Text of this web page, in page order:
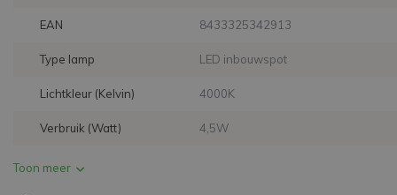
EAN 8433325342913
Type lamp LED inbouwspot
Lichtkleur (Kelvin) 4000K
Verbruik (Watt) 4,5W
Toon meer